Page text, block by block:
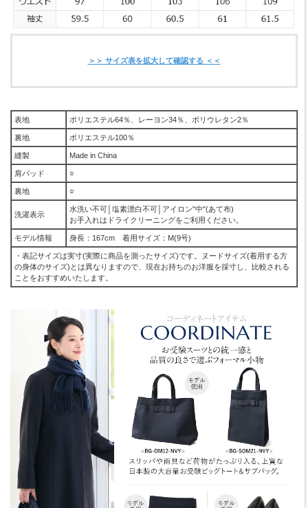
＞＞ サイズ表を拡大して確認する ＜＜
表地 ポリエステル64％、レーヨン34％、ポリウレタン2％
裏地 ポリエステル100％
縫製 Made in China
肩パッド ○
裏地 ○
洗濯表示
水洗い不可│塩素漂白不可│アイロン"中"(あて布)
お手入れはドライクリーニングをご利用ください。
モデル情報 身長：167cm 着用サイズ：M(9号)
・表記サイズは実寸(実際に商品を測ったサイズ)です。ヌードサイズ(着用する方
の身体のサイズ)とは異なりますので、現在お持ちのお洋服を採寸し、比較される
ことをおすすめいたします。